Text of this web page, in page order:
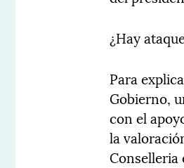
¿Hay
Para
Gobierno,
con el
la
Conselleria